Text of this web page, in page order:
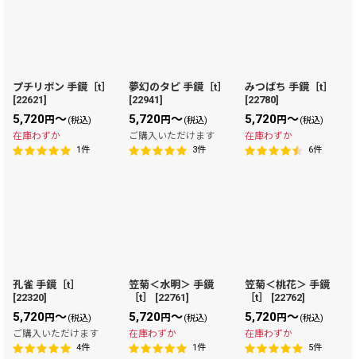
プチリボン 手鏡［t］
[22621]
5,720円～(税込)
在庫わずか
1件
夢幻のタピ 手鏡［t］
[22941]
5,720円～(税込)
ご購入いただけます
3件
みつばち 手鏡［t］
[22780]
5,720円～(税込)
在庫わずか
6件
孔雀 手鏡［t］
[22320]
5,720円～(税込)
ご購入いただけます
4件
笠菊＜水明＞ 手鏡
［t］
[22761]
5,720円～(税込)
在庫わずか
1件
笠菊＜桃花＞ 手鏡
［t］
[22762]
5,720円～(税込)
在庫わずか
5件